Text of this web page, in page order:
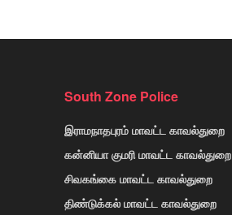
South Zone Police
இராமநாதபுரம் மாவட்ட காவல்துறை
கன்னியா குமரி மாவட்ட காவல்துறை
சிவகங்கை மாவட்ட காவல்துறை
திண்டுக்கல் மாவட்ட காவல்துறை